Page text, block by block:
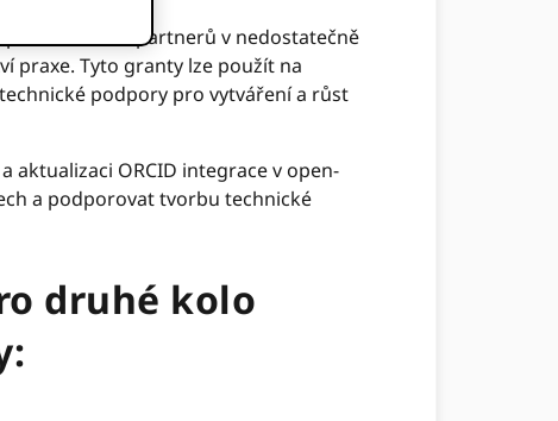
místních partnerů v nedostatečně
praxe. Tyto granty lze použít na
podpory pro vytváření a růst
aktualizaci ORCID integrace v open-
a podporovat tvorbu technické
druhé kolo